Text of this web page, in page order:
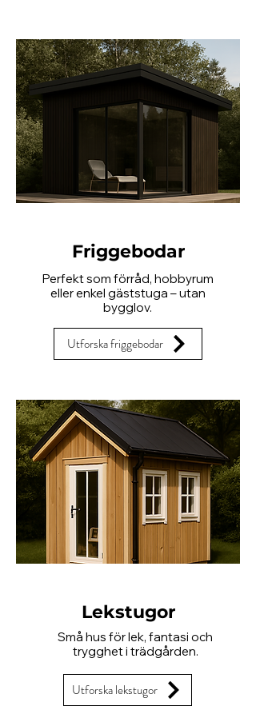
Friggebodar
Perfekt som förråd, hobbyrum
eller enkel gäststuga – utan
bygglov.
Utforska friggebodar
Lekstugor
Små hus för lek, fantasi och
trygghet i trädgården.
Utforska lekstugor